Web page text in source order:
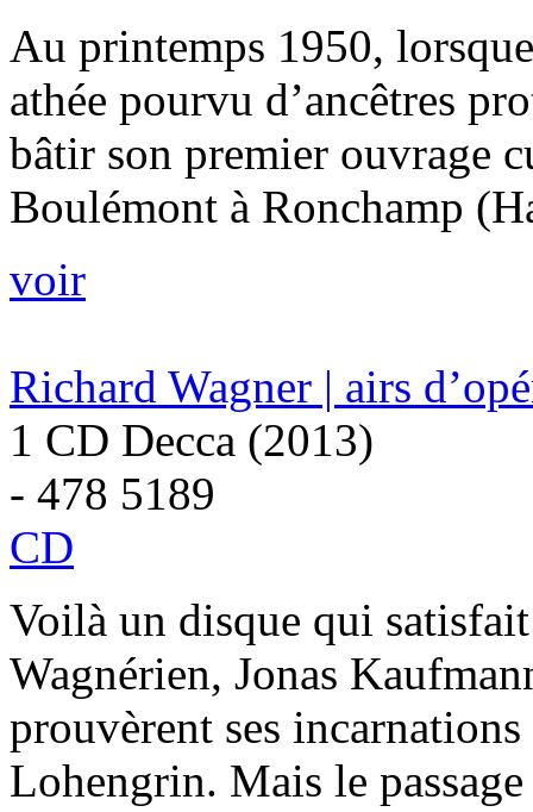
Au printemps 1950,
athée pourvu d’ancêtres
bâtir son premier ouvrage
Boulémont à Ronchamp
voir
Richard Wagner | airs
1 CD Decca (2013)
- 478 5189
CD
Voilà un disque qui
Wagnérien, Jonas
prouvèrent ses
Lohengrin. Mais le